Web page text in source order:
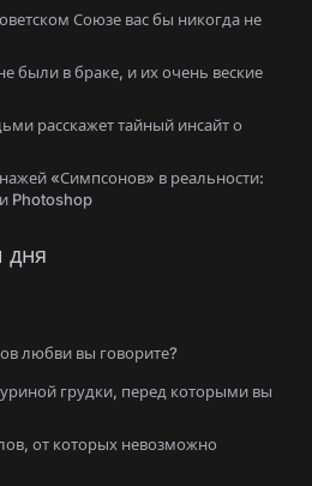
Союзе вас бы никогда не
были в браке, и их очень веские
расскажет тайный инсайт о
«Симпсонов» в реальности:
Photoshop
дня
любви вы говорите?
грудки, перед которыми вы
от которых невозможно